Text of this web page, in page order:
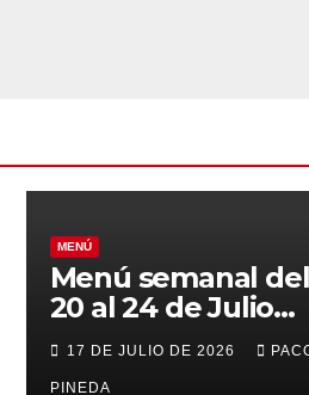
MENÚ
Menú semanal del
20 al 24 de Julio
de 2026
17 DE JULIO DE 2026
PINEDA